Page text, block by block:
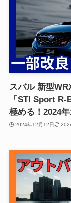
スバル 新型
「STI Sport
極める！2024
2024年12月12日